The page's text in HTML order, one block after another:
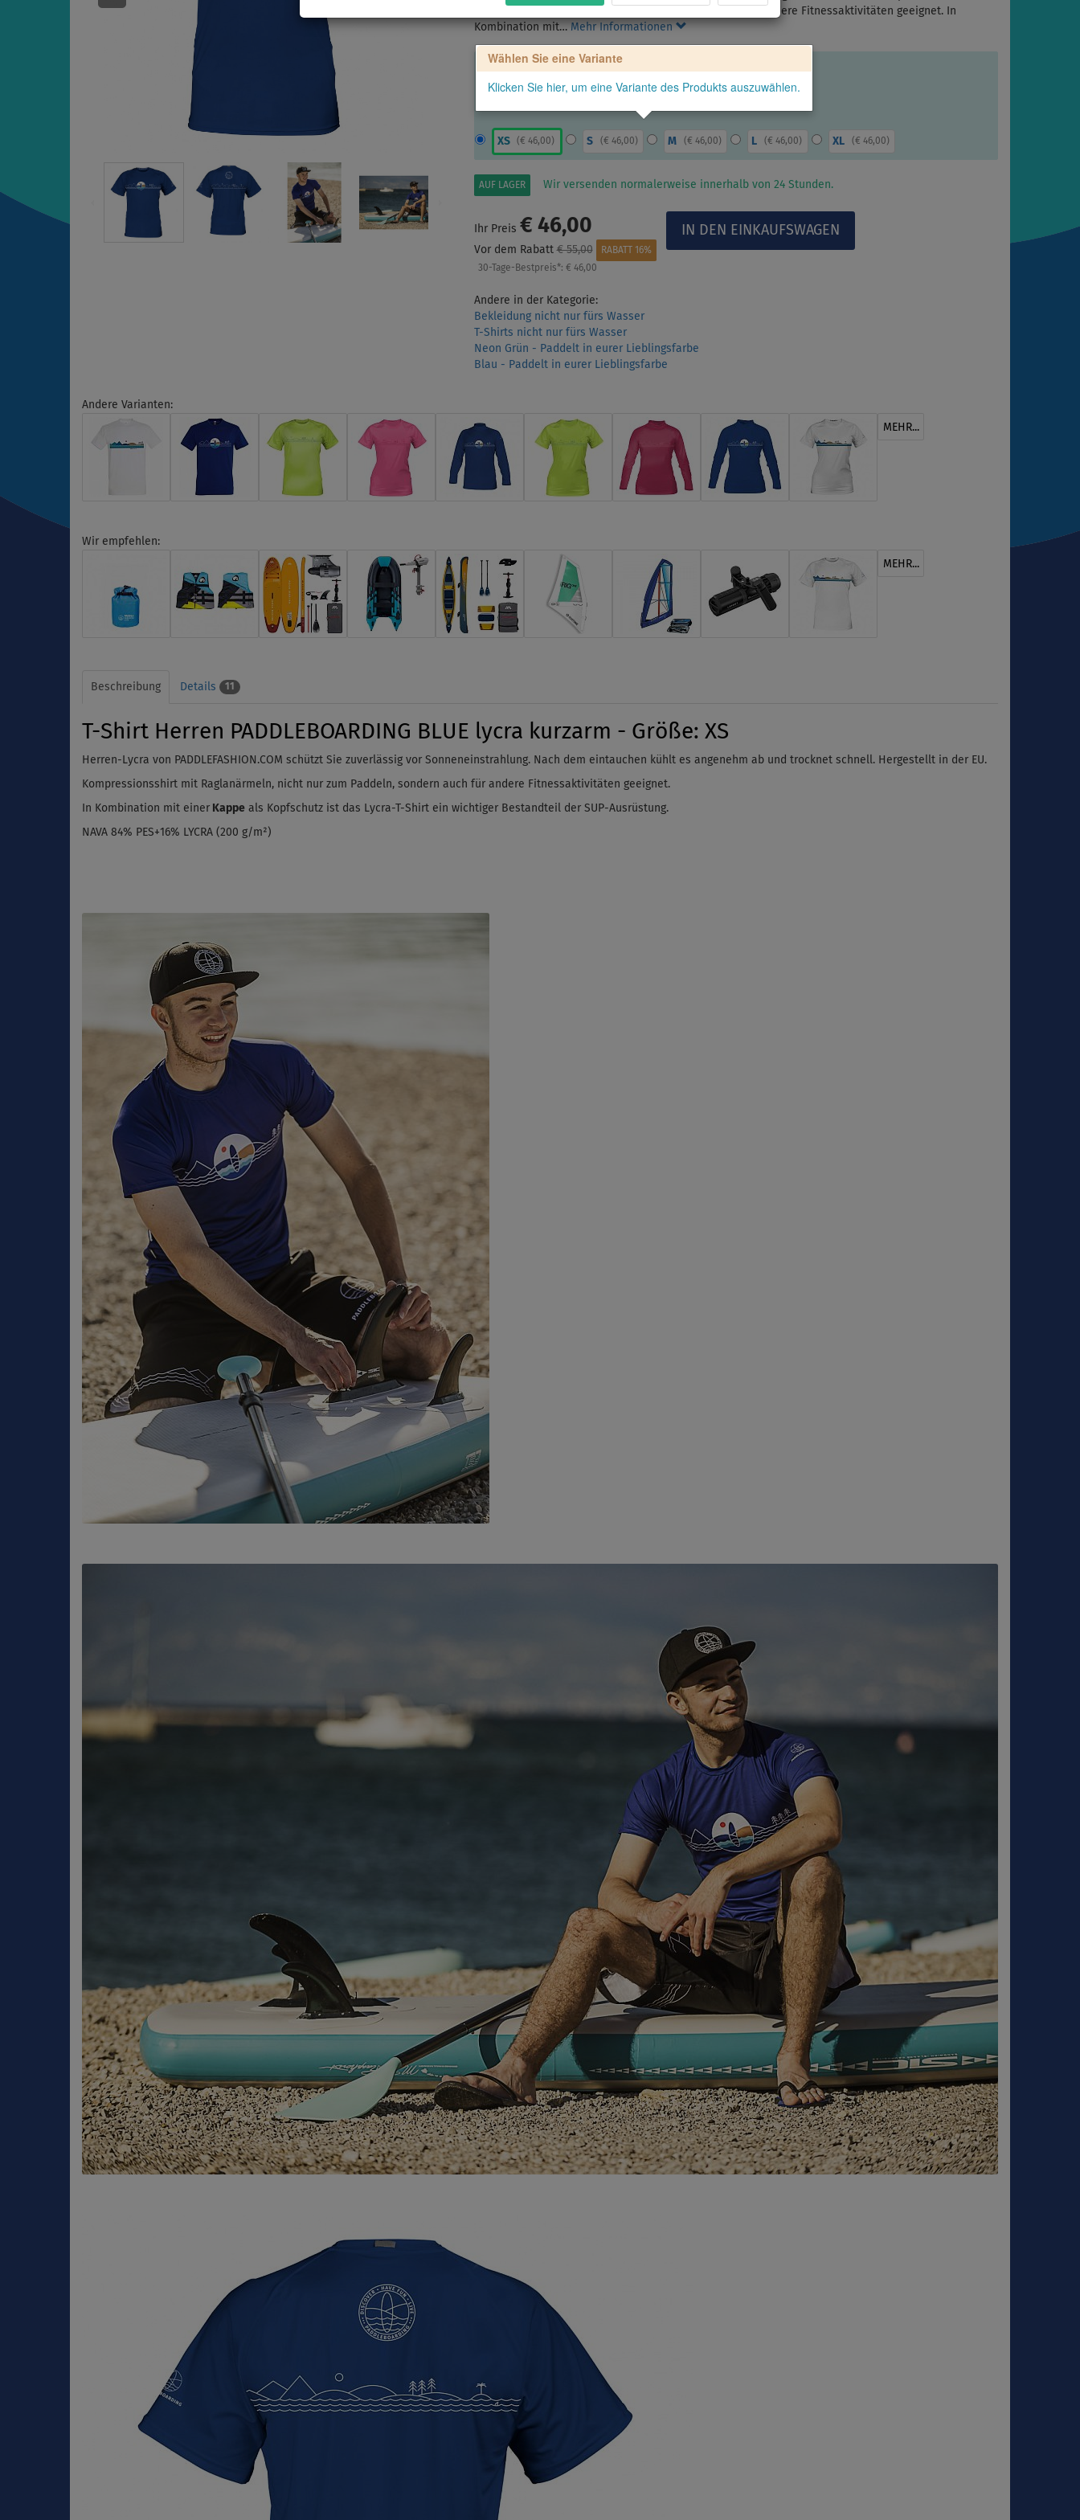
Raglanärmeln, nicht nur zum Paddeln, sondern auch für andere Fitnessaktivitäten geeignet. In
Kombination mit… Mehr Informationen
Wählen Sie eine Variante
Klicken Sie hier, um eine Variante des Produkts auszuwählen.
XS (€ 46,00) S (€ 46,00) M (€ 46,00) L (€ 46,00) XL (€ 46,00)
AUF LAGER Wir versenden normalerweise innerhalb von 24 Stunden.
Ihr Preis € 46,00
Vor dem Rabatt€ 55,00
RABATT 16%
30-Tage-Bestpreis*:€ 46,00
Andere in der Kategorie:
Bekleidung nicht nur fürs Wasser
T-Shirts nicht nur fürs Wasser
Neon Grün - Paddelt in eurer Lieblingsfarbe
Blau - Paddelt in eurer Lieblingsfarbe
Andere Varianten:
MEHR...
Wir empfehlen:
MEHR...
Beschreibung Details 11
T-Shirt Herren PADDLEBOARDING BLUE lycra kurzarm - Größe: XS
Herren-Lycra von PADDLEFASHION.COM schützt Sie zuverlässig vor Sonneneinstrahlung. Nach dem eintauchen kühlt es angenehm ab und trocknet schnell. Hergestellt in der EU.
Kompressionsshirt mit Raglanärmeln, nicht nur zum Paddeln, sondern auch für andere Fitnessaktivitäten geeignet.
In Kombination mit einer Kappe als Kopfschutz ist das Lycra-T-Shirt ein wichtiger Bestandteil der SUP-Ausrüstung.
NAVA 84% PES+16% LYCRA (200 g/m²)